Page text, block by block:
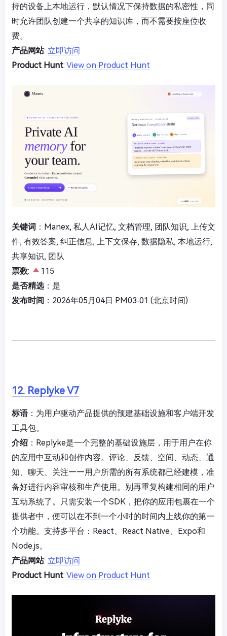
持的设备上本地运行，默认情况下保持数据的私密性，同
时允许团队创建一个共享的知识库，而不需要按座位收
费。
产品网站: 立即访问
Product Hunt: View on Product Hunt
关键词 ：Manex, 私人AI记忆, 文档管理, 团队知识, 上传文
件, 有效答案, 纠正信息, 上下文保存, 数据隐私, 本地运行,
共享知识, 团队
票数:
115
是否精选：是
发布时间 ：2026年05月04日 PM03:01 (北京时间)
12. Replyke V7
标语：为用户驱动产品提供的预建基础设施和客户端开发
工具包。
介绍 ：Replyke是一个完整的基础设施层，用于用户在你
的应用中互动和创作内容。评论、反馈、空间、动态、通
知、聊天、关注——用户所需的所有系统都已经建模，准
备好进行内容审核和生产使用。别再重复构建相同的用户
互动系统了。只需安装一个SDK，把你的应用包裹在一个
提供者中，便可以在不到一个小时的时间内上线你的第一
个功能。支持多平台：React、React Native、Expo和
Node.js。
产品网站: 立即访问
Product Hunt: View on Product Hunt